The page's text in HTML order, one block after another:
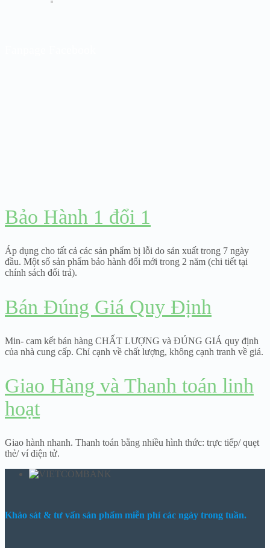
Bảo Hành 1 đổi 1
Áp dụng cho tất cả các sản phẩm bị lỗi do sản xuất trong 7 ngày
đầu. Một số sản phẩm bảo hành đổi mới trong 2 năm (chi tiết tại
chính sách đổi trả).
Bán Đúng Giá Quy Định
Min- cam kết bán hàng CHẤT LƯỢNG và ĐÚNG GIÁ quy định
của nhà cung cấp. Chỉ cạnh về chất lượng, không cạnh tranh về giá.
Giao Hàng và Thanh toán linh
hoạt
Giao hành nhanh. Thanh toán bằng nhiều hình thức: trực tiếp/ quẹt
thẻ/ ví điện tử.
Khảo sát & tư vấn sản phẩm miễn phí các ngày trong tuần.